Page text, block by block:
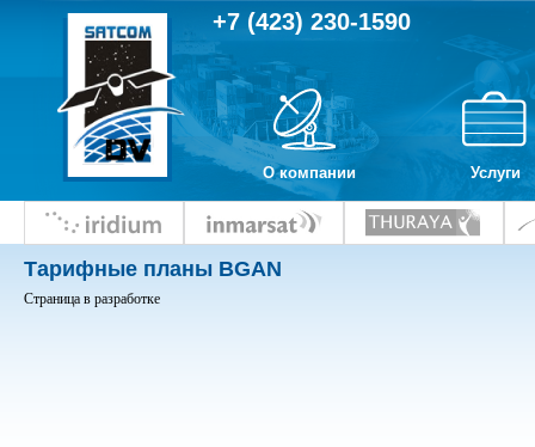
+7 (423) 230-1590
О компании Услуги
Тарифные планы BGAN
Страница в разработке